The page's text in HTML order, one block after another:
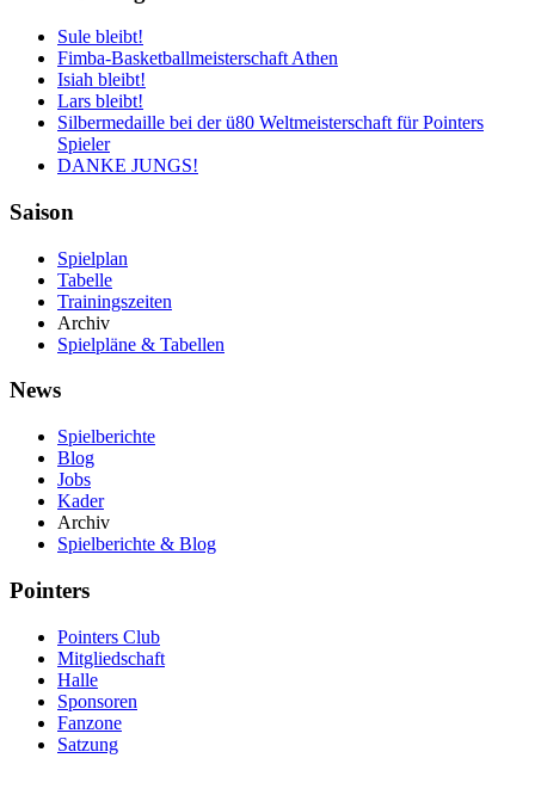
Sule bleibt!
Fimba-Basketballmeisterschaft Athen
Isiah bleibt!
Lars bleibt!
Silbermedaille bei der ü80 Weltmeisterschaft für Pointers
Spieler
DANKE JUNGS!
Saison
Spielplan
Tabelle
Trainingszeiten
Archiv
Spielpläne & Tabellen
News
Spielberichte
Blog
Jobs
Kader
Archiv
Spielberichte & Blog
Pointers
Pointers Club
Mitgliedschaft
Halle
Sponsoren
Fanzone
Satzung